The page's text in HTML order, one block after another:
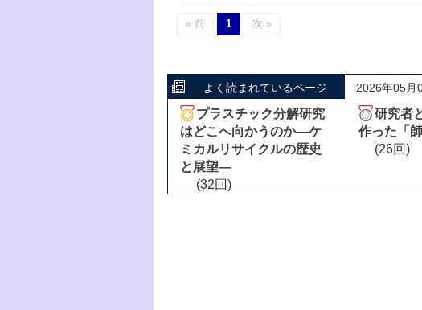
« 前 1 次 »
よく読まれているページ 2026年05月
プラスチック分解研究
はどこへ向かうのか―ケ
ミカルリサイクルの歴史
と展望―
(32回)
研究者
作った「
(26回)